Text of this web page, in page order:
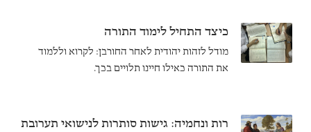
כיצד התחיל לימוד התורה
מודל לזהות יהודית לאחר החורבן: לקרוא וללמוד
את התורה כאילו חיינו תלויים בכך.
רות ונחמיה: גישות סותרות לנישואי תערובת